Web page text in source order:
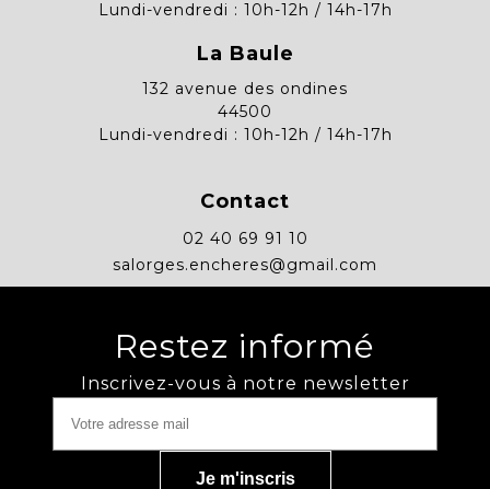
Lundi-vendredi : 10h-12h / 14h-17h
La Baule
132 avenue des ondines
44500
Lundi-vendredi : 10h-12h / 14h-17h
Contact
02 40 69 91 10
salorges.encheres@gmail.com
Restez informé
Inscrivez-vous à notre newsletter